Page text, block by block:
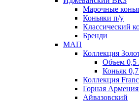
Марочные
Коньяки п/у
Классический
Бренди
МАП
Коллекция
Объем 0,5
Коньяк
Коллекция
Горная
Айвазовский